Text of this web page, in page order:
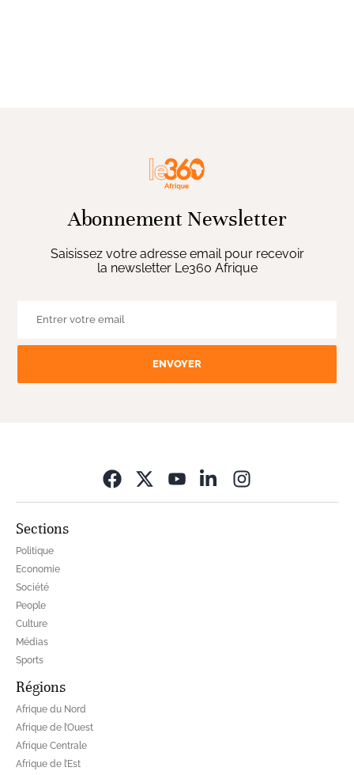
Abonnement Newsletter
Saisissez votre adresse email pour recevoir
la newsletter Le360 Afrique
ENVOYER
Sections
Politique
Economie
Société
People
Culture
Médias
Sports
Régions
Afrique du Nord
Afrique de l’Ouest
Afrique Centrale
Afrique de l’Est